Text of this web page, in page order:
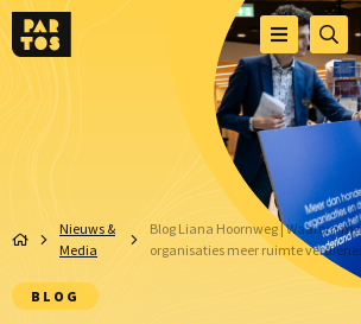
Toggle
menu
Menu
Ga
Nieuws &
Media
Blog Liana Hoornweg | Waarom
organisaties meer ruimte
BLOG